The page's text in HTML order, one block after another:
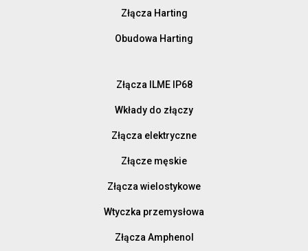
Złącza Harting
Obudowa Harting
Złącza ILME IP68
Wkłady do złączy
Złącza elektryczne
Złącze męskie
Złącza wielostykowe
Wtyczka przemysłowa
Złącza Amphenol